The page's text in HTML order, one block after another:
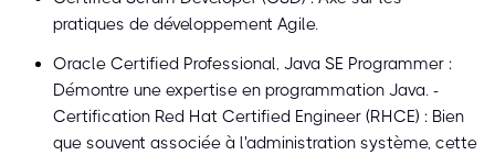
pratiques de développement Agile.
Oracle Certified Professional, Java SE Programmer :
Démontre une expertise en programmation Java. -
Certification Red Hat Certified Engineer (RHCE) : Bien
que souvent associée à l'administration système, cette